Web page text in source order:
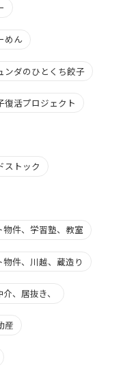
めん
ンダのひとくち餃子
復活プロジェクト
ストック
件、学習塾、教室
件、川越、蔵造り
、居抜き、
産